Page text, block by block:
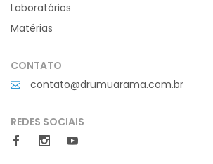
Laboratórios
Matérias
CONTATO
contato@drumuarama.com.br
REDES SOCIAIS